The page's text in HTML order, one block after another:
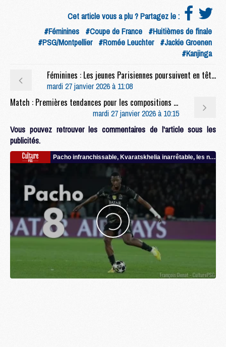
Cet article vous a plu ? Partagez le :
#Féminines #Coupe de France #Huitièmes de finale
#PSG/Montpellier #Romée Leuchter #Jackie Groenen
#Kanjinga
Féminines : Les jeunes Parisiennes poursuivent en tête de leur championnat
mardi 27 janvier 2026 à 11:08
Match : Premières tendances pour les compositions de PSG/Newcastle
mardi 27 janvier 2026 à 10:15
Vous pouvez retrouver les commentaires de l'article sous les
publicités.